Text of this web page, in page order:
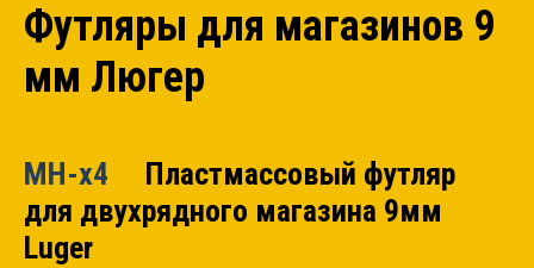
Футляры для магазинов 9
мм Люгер
MH-x4 Пластмассовый футляр
для двухрядного магазина 9мм
Luger